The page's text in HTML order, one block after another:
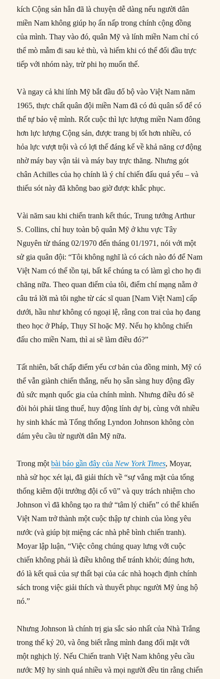
kích Cộng sản hẳn đã là chuyện dễ dàng nếu người dân
miền Nam không giúp họ ẩn nấp trong chính cộng đồng
của mình. Thay vào đó, quân Mỹ và lính miền Nam chỉ có
thể mò mẫm đi sau kẻ thù, và hiếm khi có thể đối đầu trực
tiếp với nhóm này, trừ phi họ muốn thế.
Và ngay cả khi lính Mỹ bắt đầu đổ bộ vào Việt Nam năm
1965, thực chất quân đội miền Nam đã có đủ quân số để có
thể tự bảo vệ mình. Rốt cuộc thì lực lượng miền Nam đông
hơn lực lượng Cộng sản, được trang bị tốt hơn nhiều, có
hỏa lực vượt trội và có lợi thế đáng kể về khả năng cơ động
nhờ máy bay vận tải và máy bay trực thăng. Nhưng gót
chân Achilles của họ chính là ý chí chiến đấu quá yếu – và
thiếu sót này đã không bao giờ được khắc phục.
Vài năm sau khi chiến tranh kết thúc, Trung tướng Arthur
S. Collins, chỉ huy toàn bộ quân Mỹ ở khu vực Tây
Nguyên từ tháng 02/1970 đến tháng 01/1971, nói với một
sử gia quân đội: “Tôi không nghĩ là có cách nào đó để Nam
Việt Nam có thể tồn tại, bất kể chúng ta có làm gì cho họ đi
chăng nữa. Theo quan điểm của tôi, điểm chí mạng nằm ở
câu trả lời mà tôi nghe từ các sĩ quan [Nam Việt Nam] cấp
dưới, hầu như không có ngoại lệ, rằng con trai của họ đang
theo học ở Pháp, Thụy Sĩ hoặc Mỹ. Nếu họ không chiến
đấu cho miền Nam, thì ai sẽ làm điều đó?”
Tất nhiên, bất chấp điểm yếu cơ bản của đồng minh, Mỹ có
thể vẫn giành chiến thắng, nếu họ sẵn sàng huy động đầy
đủ sức mạnh quốc gia của chính mình. Nhưng điều đó sẽ
đòi hỏi phải tăng thuế, huy động lính dự bị, cùng với nhiều
hy sinh khác mà Tổng thống Lyndon Johnson không còn
dám yêu cầu từ người dân Mỹ nữa.
Trong mộtbài báo gần đây của New York Times, Moyar,
nhà sử học xét lại, đã giải thích về “sự vắng mặt của tổng
thống kiêm đội trưởng đội cổ vũ” và quy trách nhiệm cho
Johnson vì đã không tạo ra thứ “tâm lý chiến” có thể khiến
Việt Nam trở thành một cuộc thập tự chinh của lòng yêu
nước (và giúp bịt miệng các nhà phê bình chiến tranh).
Moyar lập luận, “Việc công chúng quay lưng với cuộc
chiến không phải là điều không thể tránh khỏi; đúng hơn,
đó là kết quả của sự thất bại của các nhà hoạch định chính
sách trong việc giải thích và thuyết phục người Mỹ ủng hộ
nó.”
Nhưng Johnson là chính trị gia sắc sảo nhất của Nhà Trắng
trong thế kỷ 20, và ông biết rằng mình đang đối mặt với
một nghịch lý. Nếu Chiến tranh Việt Nam không yêu cầu
nước Mỹ hy sinh quá nhiều và mọi người đều tin rằng chiến